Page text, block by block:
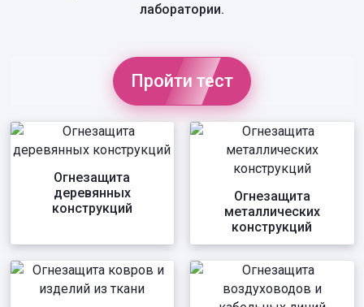
лаборатории.
Пройти тест
Огнезащита
деревянных
конструкций
Огнезащита
металлических
конструкций